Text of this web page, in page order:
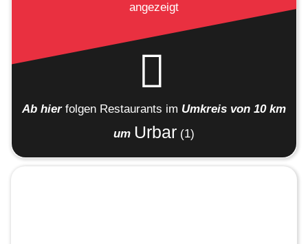
angezeigt
Ab hier folgen Restaurants im Umkreis von 10 km
um Urbar (1)